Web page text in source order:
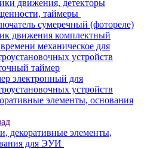
движения, детекторы
таймеры
сумеречный (фотореле)
движения комплектный
механическое для
устройств
таймер
электронный для
устройств
элементы, основания
декоративные элементы,
для ЭУИ